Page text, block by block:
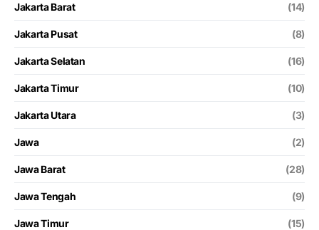
Jakarta Barat (14)
Jakarta Pusat (8)
Jakarta Selatan (16)
Jakarta Timur (10)
Jakarta Utara (3)
Jawa (2)
Jawa Barat (28)
Jawa Tengah (9)
Jawa Timur (15)